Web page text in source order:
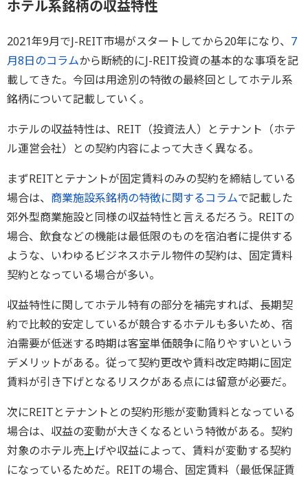
ホテル系銘柄の収益特性
2021年9月でJ-REIT市場がスタートしてから20年になり、 7
月8日のコラムから断続的にJ-REIT投資の基本的な事項を記
載してきた。今回は用途別の特徴の最終回としてホテル系
銘柄について記載していく。
ホテルの収益特性は、REIT（投資法人）とテナント（ホテ
ル運営会社）との契約内容によって大きく異なる。
まずREITとテナントが固定賃料のみの契約を締結している
場合は、 商業施設系銘柄の特徴に関するコラムで記載した
郊外型商業施設と同様の収益特性と言えるだろう。REITの
場合、飲食などの機能は最低限のものを宿泊者に提供する
ような、いわゆるビジネスホテル物件の契約は、固定賃料
契約となっている場合が多い。
収益特性に関してホテル特有の部分を補完すれば、長期契
約で比較的安定しているが競合するホテルも多いため、宿
泊需要が低迷する時期は客室単価競争に陥りやすいという
デメリットがある。従って契約更改や賃料改定時期に固定
賃料が引き下げとなるリスクがある点には留意が必要だ。
次にREITとテナントとの契約形態が変動賃料となっている
場合は、収益の変動が大きくなるという特徴がある。契約
対象のホテル売上げや収益によって、賃料が変動する契約
になっているためだ。REITの場合、固定賃料（最低保証賃